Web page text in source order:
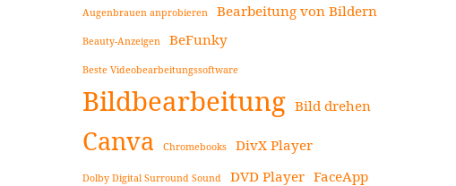
Seitenleiste
Augenbrauen anprobieren Bearbeitung von Bildern
Beauty-Anzeigen BeFunky
Beste Videobearbeitungssoftware
Bildbearbeitung Bild drehen
Canva Chromebooks DivX Player
Dolby Digital Surround Sound DVD Player FaceApp